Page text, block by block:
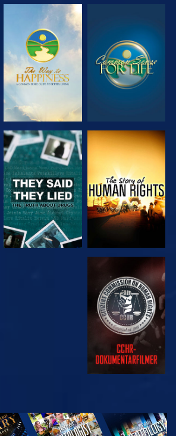
SE SE
SE SE
SE
UTFORSK
SERIEN